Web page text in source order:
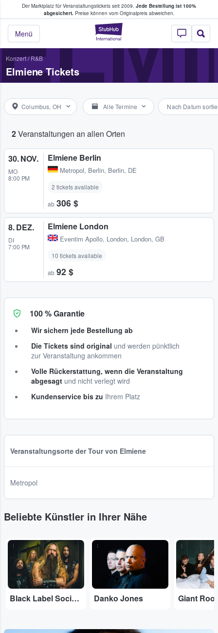
Der Marktplatz für Veranstaltungstickets seit 2009. Jede Bestellung ist 100%
abgesichert.Preise können vom Originalpreis abweichen.
StubHub - Wo
Menü
Tickets kaufen & verkaufen
Konzert/R&B
Elmiene Tickets
Columbus, OH Alle Termine Nach Datum
2Veranstaltungen an allen Orten
30. NOV.
MO
8:00 PM
Elmiene Berlin
Metropol, Berlin, Berlin, DE
2 tickets available
ab 306 $
8. DEZ.
DI
7:00 PM
Elmiene London
Eventim Apollo, London, London, GB
10 tickets available
ab 92 $
100 % Garantie
Wir sichern jede Bestellung ab
Die Tickets sind original und werden pünktlich
zur Veranstaltung ankommen
Volle Rückerstattung, wenn die Veranstaltung
abgesagt und nicht verlegt wird
Kundenservice bis zu Ihrem Platz
Veranstaltungsorte der Tour von Elmiene
Metropol
Beliebte Künstler in Ihrer Nähe
...
Black Label Society
...
Danko Jones
...
Giant